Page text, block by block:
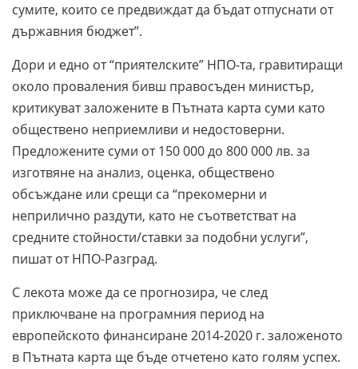
сумите, които се предвиждат да бъдат отпуснати от
държавния бюджет”.
Дори и едно от “приятелските” НПО-та, гравитиращи
около проваления бивш правосъден министър,
критикуват заложените в Пътната карта суми като
обществено неприемливи и недостоверни.
Предложените суми от 150 000 до 800 000 лв. за
изготвяне на анализ, оценка, обществено
обсъждане или срещи са “прекомерни и
неприлично раздути, като не съответстват на
средните стойности/ставки за подобни услуги”,
пишат от НПО-Разград.
С лекота може да се прогнозира, че след
приключване на програмния период на
европейското финансиране 2014-2020 г. заложеното
в Пътната карта ще бъде отчетено като голям успех.